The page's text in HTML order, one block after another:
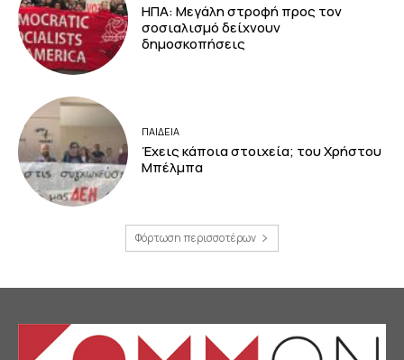
ΗΠΑ: Μεγάλη στροφή προς τον
σοσιαλισμό δείχνουν
δημοσκοπήσεις
ΠΑΙΔΕΙΑ
Έχεις κάποια στοιχεία; του Χρήστου
Μπέλμπα
Φόρτωση περισσοτέρων